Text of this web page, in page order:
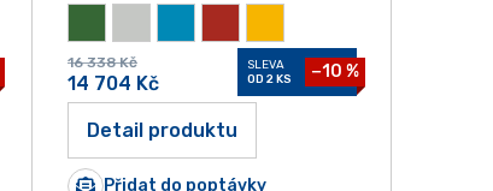
16 338 Kč
14 704 Kč
SLEVA
OD 2 KS
−10 %
Detail produktu
Přidat do poptávky